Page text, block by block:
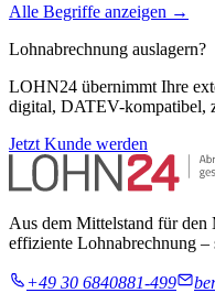
Alle Begriffe anzeigen →
Lohnabrechnung auslagern?
LOHN24 übernimmt Ihre
digital, DATEV-kompatibel,
Jetzt Kunde werden
Aus dem Mittelstand für
effiziente Lohnabrechnung –
+49 30 6840881-499